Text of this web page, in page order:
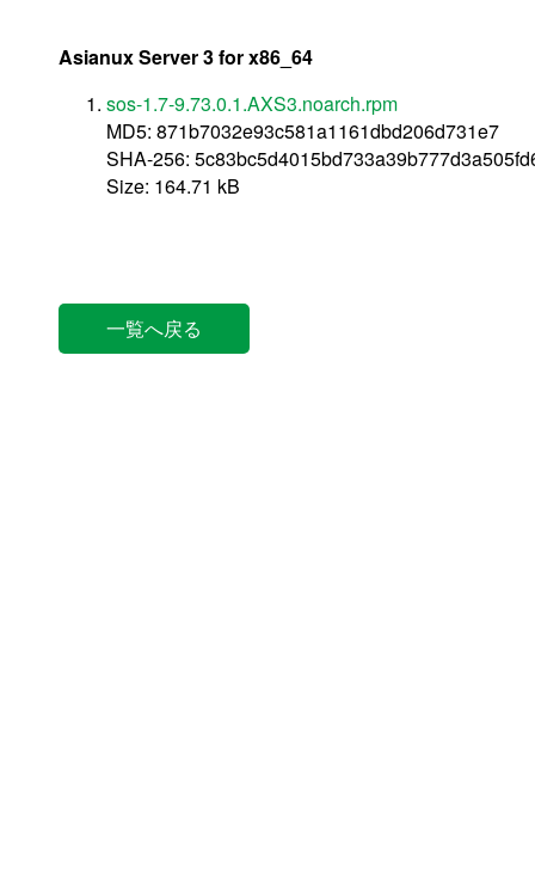
Asianux Server 3 for x86_64
sos-1.7-9.73.0.1.AXS3.noarch.rpm
MD5: 871b7032e93c581a1161dbd206d731e7
SHA-256:
Size: 164.71 kB
一覧へ戻る